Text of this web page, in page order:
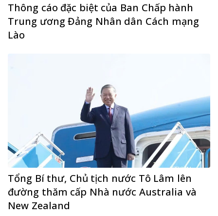
Thông cáo đặc biệt của Ban Chấp hành
Trung ương Đảng Nhân dân Cách mạng
Lào
Tổng Bí thư, Chủ tịch nước Tô Lâm lên
đường thăm cấp Nhà nước Australia và
New Zealand